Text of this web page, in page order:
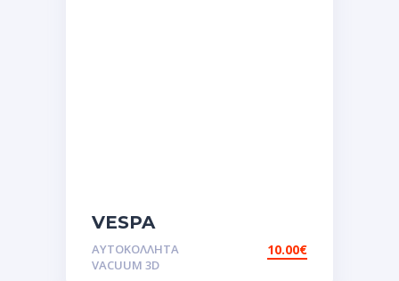
VESPA
CARO.Αυτοκόλλητα
ΑΥΤΟΚΌΛΛΗΤΑ
VACUUM 3D
10.00€